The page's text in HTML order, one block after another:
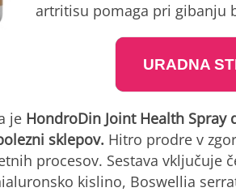
artritisu pomaga pri gibanju
URADNA
je HondroDin Joint Health Spray
sklepov. Hitro prodre v
procesov. Sestava vključuje
kislino, Boswellia